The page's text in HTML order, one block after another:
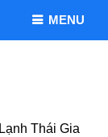
MENU
Thái Gia